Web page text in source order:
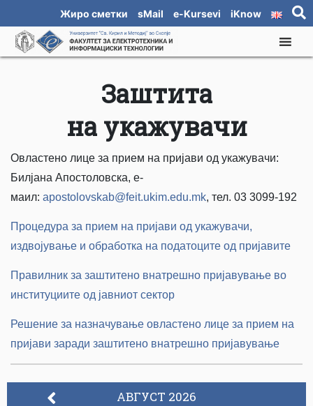
Жиро сметки sMail e-Kursevi iKnow
Заштита
на укажувачи
Овластено лице за прием на пријави од укажувачи:
Билјана Aпостоловска, е-
маил: apostolovskab@feit.ukim.edu.mk, тел. 03 3099-192
Процедура за прием на пријави од укажувачи,
издвојување и обработка на податоците од пријавите
Правилник за заштитено внатрешно пријавување во
институциите од јавниот сектор
Решение за назначување овластено лице за прием на
пријави заради заштитено внатрешно пријавување
АВГУСТ 2026